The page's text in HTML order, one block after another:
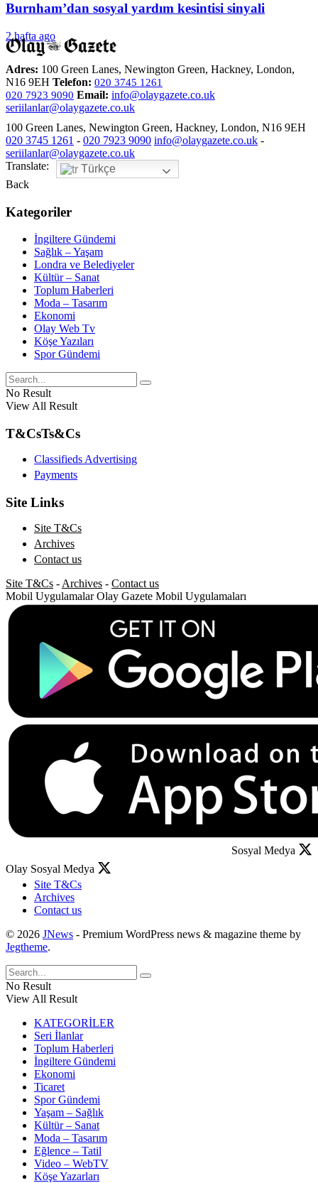
Burnham’dan sosyal yardım kesintisi sinyali
2 hafta ago
Adres: 100 Green Lanes, Newington Green, Hackney, London,
N16 9EH Telefon: 020 3745 1261
020 7923 9090 Email: info@olaygazete.co.uk
seriilanlar@olaygazete.co.uk
100 Green Lanes, Newington Green, Hackney, London, N16 9EH
020 3745 1261 - 020 7923 9090 info@olaygazete.co.uk -
seriilanlar@olaygazete.co.uk
Translate:
Türkçe
Back
Kategoriler
İngiltere Gündemi
Sağlık – Yaşam
Londra ve Belediyeler
Kültür – Sanat
Toplum Haberleri
Moda – Tasarım
Ekonomi
Olay Web Tv
Köşe Yazıları
Spor Gündemi
No Result
View All Result
T&CsTs&Cs
Classifieds Advertising
Payments
Site Links
Site T&Cs
Archives
Contact us
Site T&Cs - Archives - Contact us
Mobil Uygulamalar Olay Gazete Mobil Uygulamaları
Sosyal Medya
Olay Sosyal Medya
Site T&Cs
Archives
Contact us
© 2026 JNews - Premium WordPress news & magazine theme by
Jegtheme.
No Result
View All Result
KATEGORİLER
Seri İlanlar
Toplum Haberleri
İngiltere Gündemi
Ekonomi
Ticaret
Spor Gündemi
Yaşam – Sağlık
Kültür – Sanat
Moda – Tasarım
Eğlence – Tatil
Video – WebTV
Köşe Yazarları